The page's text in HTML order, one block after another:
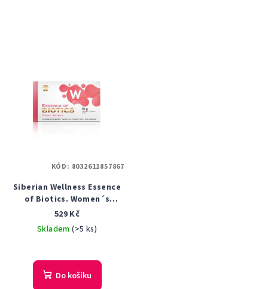
Siberian Wellness Essence
of Biotics. Women´s
Balance 20 kapslí
529 Kč
Skladem(>5 ks)
Do košíku
KÓD: 8032611857867